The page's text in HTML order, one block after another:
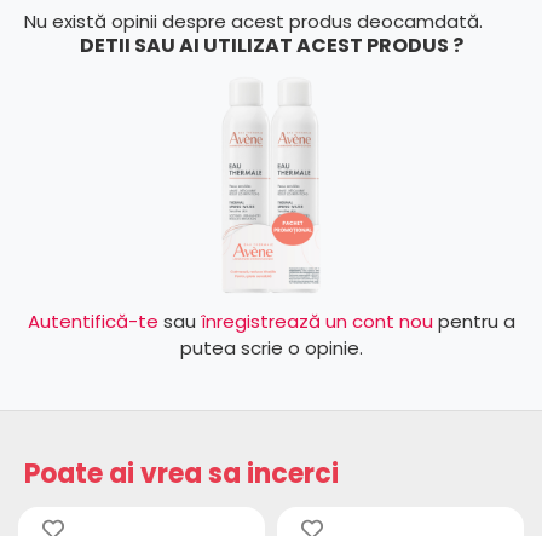
Nu există opinii despre acest produs deocamdată.
DETII SAU AI UTILIZAT ACEST PRODUS ?
Autentifică-te sau înregistrează un cont nou pentru a
putea scrie o opinie.
Poate ai vrea sa incerci